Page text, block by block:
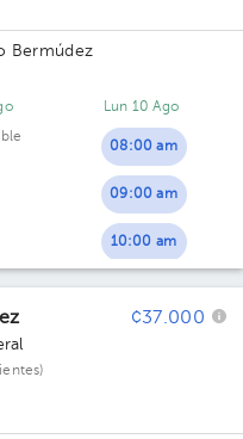
Bermúdez
Lun 10 Ago
08:00 am
09:00 am
10:00 am
¢37.000